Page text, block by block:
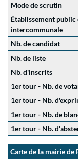
Mode de scrutin
Établissement
intercommunale
Nb. de candidat
Nb. de liste
Nb. d'inscrits
1er tour - Nb. de
1er tour - Nb.
1er tour - Nb. de
1er tour - Nb.
Carte de la mairie de